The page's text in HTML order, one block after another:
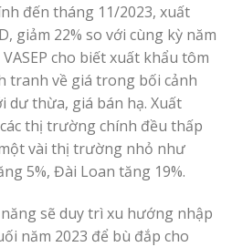
đến tháng 11/2023, xuất
giảm 22% so với cùng kỳ năm
cho biết xuất khẩu tôm
tranh về giá trong bối cảnh
dư thừa, giá bán hạ. Xuất
thị trường chính đều thấp
vài thị trường nhỏ như
5%, Đài Loan tăng 19%.
sẽ duy trì xu hướng nhập
năm 2023 để bù đắp cho